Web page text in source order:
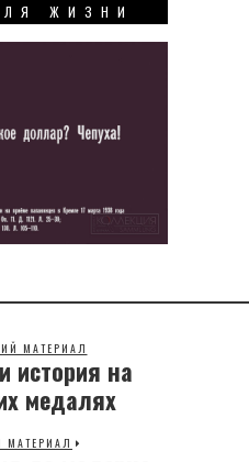
ЖИЗНИ
МАТЕРИАЛ
Previous
история на
медалях